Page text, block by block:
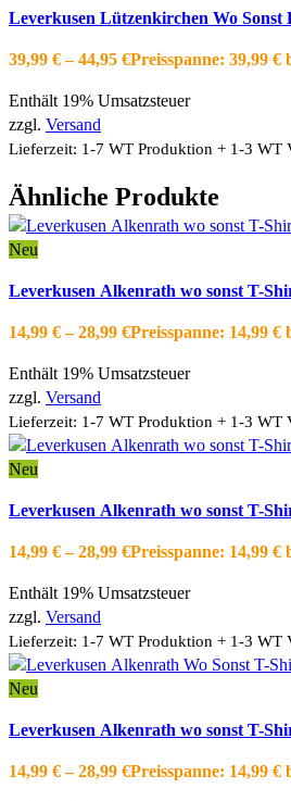
Die Optionen können auf der
Zur Wishlist hinzufügen
Leverkusen Lützenkirchen Wo Sonst
39,99 € –44,95 €Preisspanne: 39,99 €
Enthält 19% Umsatzsteuer
zzgl. Versand
Lieferzeit: 1-7 WT Produktion + 1-3 WT
Ähnliche Produkte
Neu
Die Optionen können auf der
Zur Wishlist hinzufügen
Leverkusen Alkenrath wo sonst T-
14,99 € –28,99 €Preisspanne: 14,99 €
Enthält 19% Umsatzsteuer
zzgl. Versand
Lieferzeit: 1-7 WT Produktion + 1-3 WT
Neu
Die Optionen können auf der
Zur Wishlist hinzufügen
Leverkusen Alkenrath wo sonst T-
14,99 € –28,99 €Preisspanne: 14,99 €
Enthält 19% Umsatzsteuer
zzgl. Versand
Lieferzeit: 1-7 WT Produktion + 1-3 WT
Neu
Die Optionen können auf der
Zur Wishlist hinzufügen
Leverkusen Alkenrath wo sonst T-
14,99 € –28,99 €Preisspanne: 14,99 €